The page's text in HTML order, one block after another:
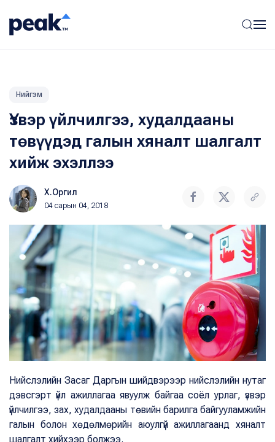
Нийгэм
Үзвэр үйлчилгээ, худалдааны
төвүүдэд галын хяналт шалгалт
хийж эхэллээ
Х.Оргил
04 сарын 04, 2018
Нийслэлийн Засаг Даргын шийдвэрээр нийслэлийн нутаг
дэвсгэрт үйл ажиллагаа явуулж байгаа соёл урлаг, үзвэр
үйлчилгээ, зах, худалдааны төвийн барилга байгууламжийн
галын болон хөдөлмөрийн аюулгүй ажиллагаанд хяналт
шалгалт хийхээр болжээ.